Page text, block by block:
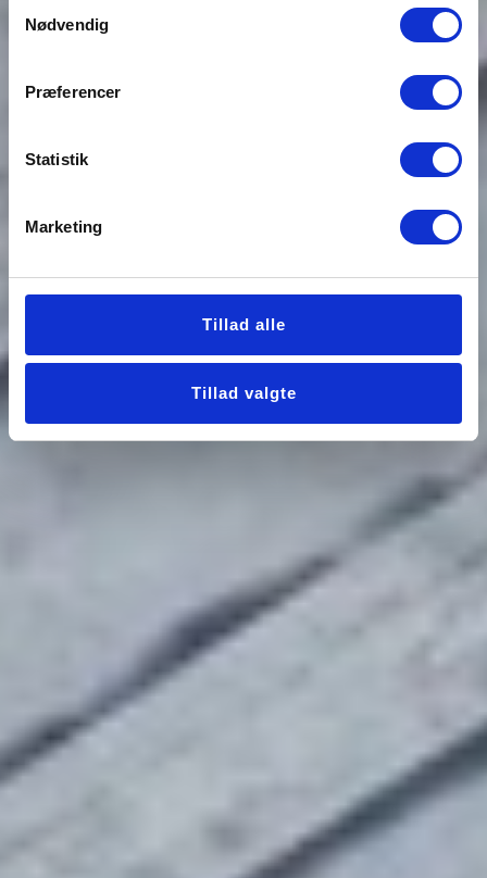
Nødvendig
Præferencer
Statistik
Marketing
Tillad alle
Tillad valgte